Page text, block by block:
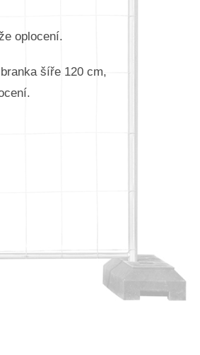
oplocení.
šíře 120 cm,